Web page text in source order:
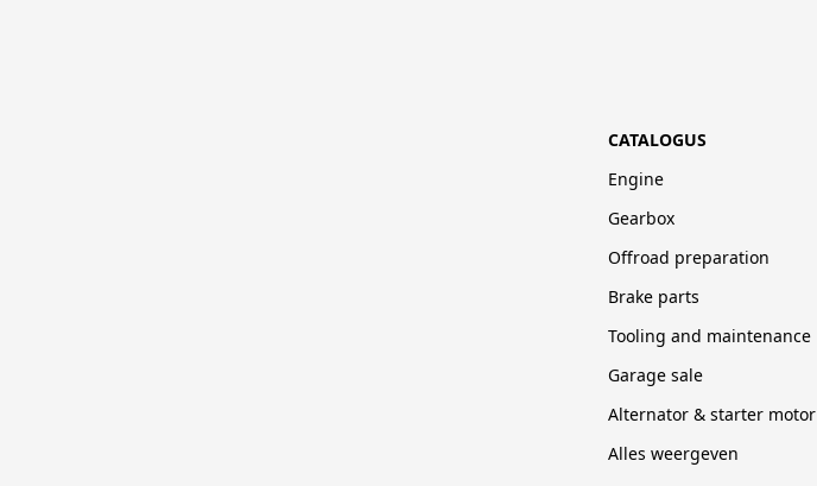
CATALOGUS
Engine
Gearbox
Offroad preparation
Brake parts
Tooling and maintenance
Garage sale
Alternator & starter motor
Alles weergeven